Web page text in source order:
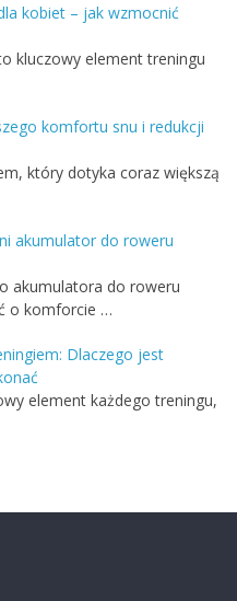
kobiet – jak wzmocnić
kluczowy element treningu
komfortu snu i redukcji
który dotyka coraz większą
akumulator do roweru
akumulatora do roweru
o komforcie …
Dlaczego jest
element każdego treningu,